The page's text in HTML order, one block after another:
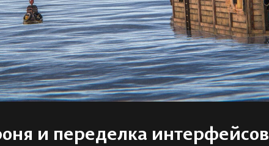
и переделка интерфейсов